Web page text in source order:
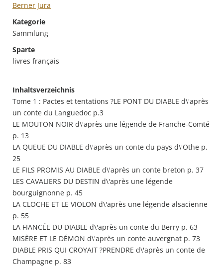
Berner Jura
Kategorie
Sammlung
Sparte
livres français
Inhaltsverzeichnis
Tome 1 : Pactes et tentations ?LE PONT DU DIABLE d\'après
un conte du Languedoc p.3
LE MOUTON NOIR d\'après une légende de Franche-Comté
p. 13
LA QUEUE DU DIABLE d\'après un conte du pays d\'Othe p.
25
LE FILS PROMIS AU DIABLE d\'après un conte breton p. 37
LES CAVALIERS DU DESTIN d\'après une légende
bourguignonne p. 45
LA CLOCHE ET LE VIOLON d\'après une légende alsacienne
p. 55
LA FIANCÉE DU DIABLE d\'après un conte du Berry p. 63
MISÈRE ET LE DÉMON d\'après un conte auvergnat p. 73
DIABLE PRIS QUI CROYAIT ?PRENDRE d\'après un conte de
Champagne p. 83